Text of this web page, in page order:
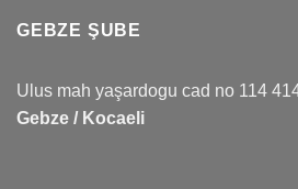
GEBZE ŞUBE
Ulus mah yaşardogu cad no 114
Gebze / Kocaeli